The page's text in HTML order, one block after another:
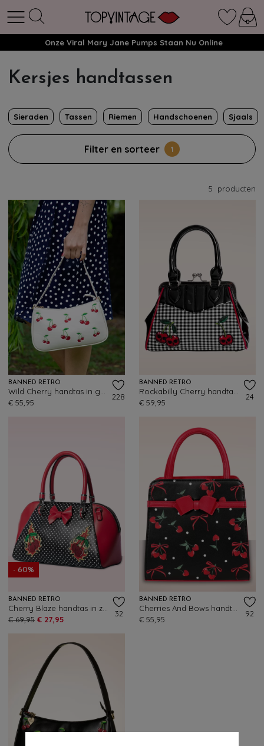
Onze Viral Mary Jane Pumps Staan Nu Online
Kersjes handtassen
Sieraden Tassen Riemen Handschoenen Sjaals
Filter en sorteer 1
5 producten
BANNED RETRO
€ 55,95
228
BANNED RETRO
€ 59,95
24
- 60%
BANNED RETRO
€ 69,95 € 27,95
32
BANNED RETRO
€ 55,95
92